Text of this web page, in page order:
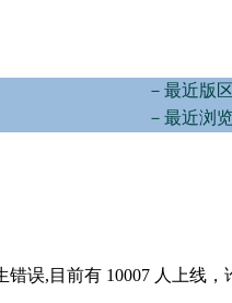
－最近版
－最近浏
错误,目前有 10007 人上线